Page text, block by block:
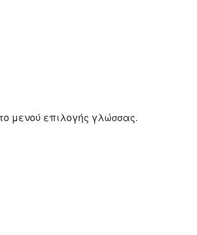
μενού επιλογής γλώσσας.